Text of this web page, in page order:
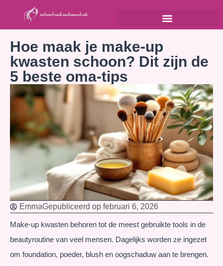
Hoe maak je make-up
kwasten schoon? Dit zijn de
5 beste oma-tips
EmmaGepubliceerd op februari 6, 2026
Make-up kwasten behoren tot de meest gebruikte tools in de
beautyroutine van veel mensen. Dagelijks worden ze ingezet
om foundation, poeder, blush en oogschaduw aan te brengen.